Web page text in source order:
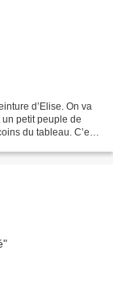
d’Elise. On va
petit peuple de
du tableau. C’est